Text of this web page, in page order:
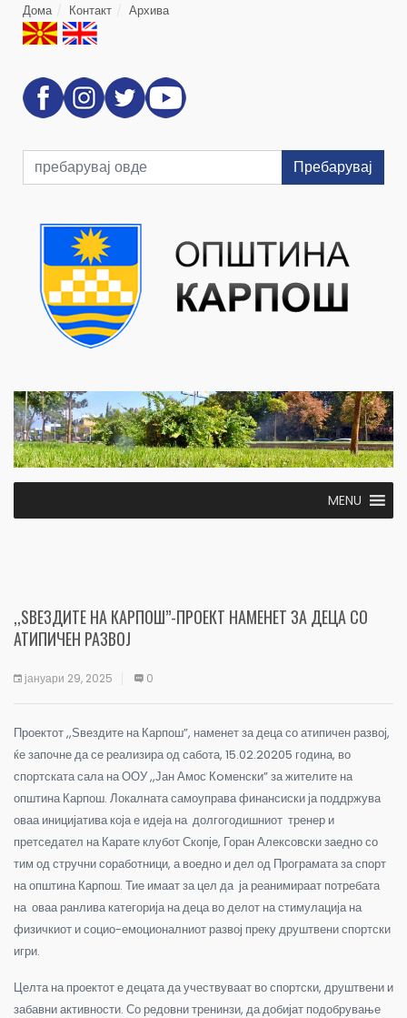
Дома Контакт Архива
Пребарувај
MENU
,,ЅВЕЗДИТЕ НА КАРПОШ”-ПРОЕКТ НАМЕНЕТ ЗА ДЕЦА СО
АТИПИЧЕН РАЗВОЈ
јануари 29, 2025 0
Проектот ,,Ѕвездите на Карпош”, наменет за деца со атипичен развој,
ќе започне да се реализира од сабота, 15.02.20205 година, во
спортската сала на ООУ ,,Јан Амос Кoменски” за жителите на
општина Карпош. Локалната самоуправа финансиски ја поддржува
оваа иницијатива која е идеја на долгогодишниот тренер и
претседател на Карате клубот Скопје, Горан Алексовски заедно со
тим од стручни соработници, а воедно и дел од Програмата за спорт
на општина Карпош. Тие имаат за цел да ја реанимираат потребата
на оваа ранлива категорија на деца во делот на стимулација на
физичкиот и социо-емоционалниот развој преку друштвени спортски
игри.
Целта на проектот е децата да учествуваат во спортски, друштвени и
забавни активности. Со редовни тренинзи, да добијат подобрување